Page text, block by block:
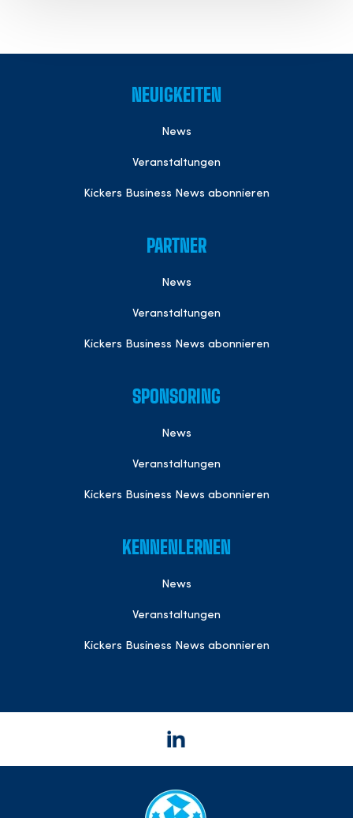
NEUIGKEITEN
News
Veranstaltungen
Kickers Business News abonnieren
PARTNER
News
Veranstaltungen
Kickers Business News abonnieren
SPONSORING
News
Veranstaltungen
Kickers Business News abonnieren
KENNENLERNEN
News
Veranstaltungen
Kickers Business News abonnieren